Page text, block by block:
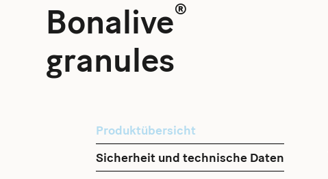
Bonalive®
granules
Produktübersicht
Sicherheit und technische Daten